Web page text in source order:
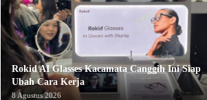
Rokid AI Glasses Kacamata Canggih Ini Siap
Ubah Cara Kerja
8 Agustus 2026